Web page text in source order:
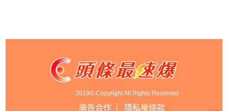
2019© Copyright All Rights Reserved
廣告合作 隱私權條款